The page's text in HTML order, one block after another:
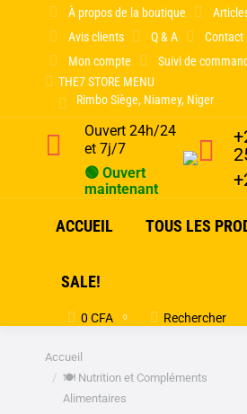
À propos de la boutique
Avis clients
Q & A
Contact
Mon compte
Suivi de
THE7 STORE MENU
Rimbo Siège, Niamey, Niger
Ouvert 24h/24
et 7j/7
🟢 Ouvert
maintenant
ACCUEIL TOUS LES
SALE!
0 CFA 0
Recherche
Rechercher
Vous êtes ici :
Accueil
🍽️ Nutrition et Compléments
Alimentaires